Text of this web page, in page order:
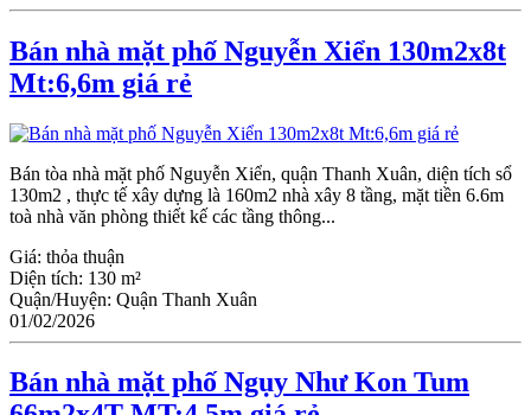
Bán nhà mặt phố Nguyễn Xiển 130m2x8t
Mt:6,6m giá rẻ
Bán tòa nhà mặt phố Nguyễn Xiển, quận Thanh Xuân, diện tích sổ
130m2 , thực tế xây dựng là 160m2 nhà xây 8 tầng, mặt tiền 6.6m
toà nhà văn phòng thiết kế các tầng thông...
Giá: thỏa thuận
Diện tích: 130 m²
Quận/Huyện: Quận Thanh Xuân
01/02/2026
Bán nhà mặt phố Ngụy Như Kon Tum